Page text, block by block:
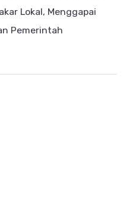
Lokal, Menggapai
Pemerintah